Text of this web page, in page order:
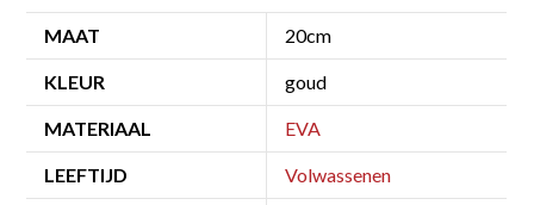
MAAT 20cm
KLEUR goud
MATERIAAL EVA
LEEFTIJD Volwassenen